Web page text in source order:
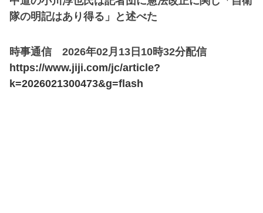
隊の明記はあり得る」と述べた
時事通信 2026年02月13日10時32分配信
https://www.jiji.com/jc/article?
k=2026021300473&g=flash